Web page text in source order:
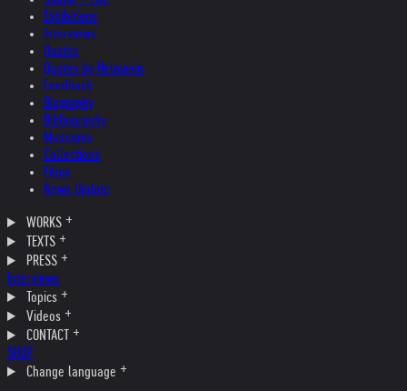
Exhibitions
Interviews
Quotes
Quotes by Helnwein
Feedback
Biography
Bibliography
Museums
Collections
Films
News Update
WORKS
TEXTS
PRESS
Interviews
Topics
Videos
CONTACT
SHOP
Change language